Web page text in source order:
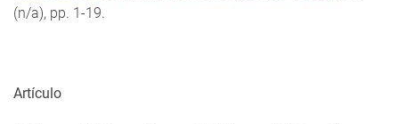
(n/a), pp. 1-19.
Artículo